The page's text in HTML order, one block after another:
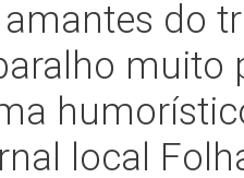
do
muito
local